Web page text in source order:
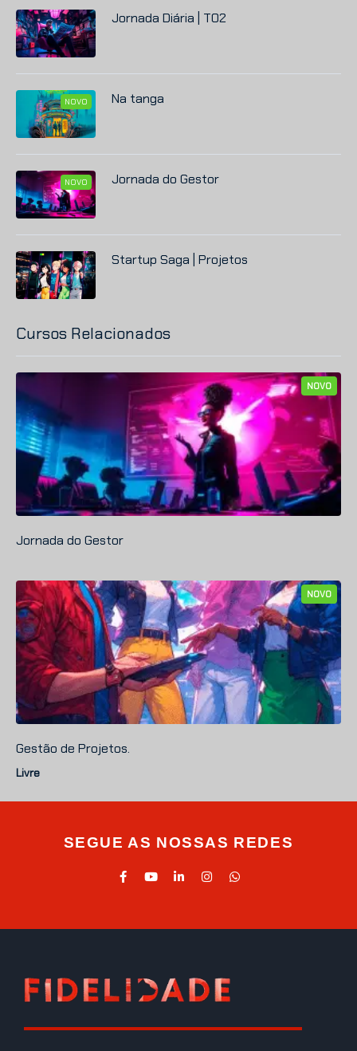
Cursos Relacionados
NOVO
Jornada do Gestor
NOVO
Gestão de Projetos.
Livre
Jornada Diária | T02
NOVO Na tanga
NOVO Jornada do Gestor
Startup Saga | Projetos
SEGUE AS NOSSAS REDES